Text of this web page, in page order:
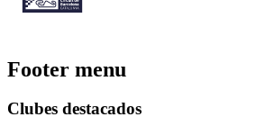
Footer menu
Clubes destacados